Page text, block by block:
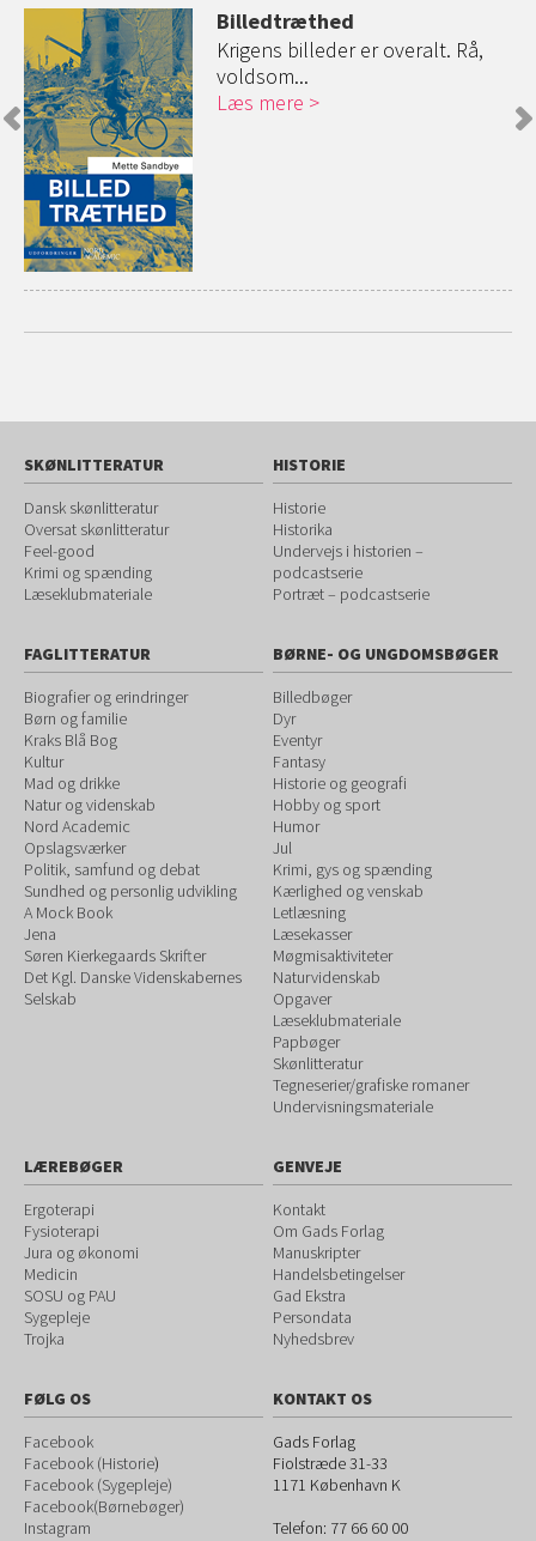
Billedtræthed
Krigens billeder er overalt. Rå,
voldsom...
Læs mere
SKØNLITTERATUR
Dansk skønlitteratur
Oversat skønlitteratur
Feel-good
Krimi og spænding
Læseklubmateriale
HISTORIE
Historie
Historika
Undervejs i historien –
podcastserie
Portræt – podcastserie
FAGLITTERATUR
Biografier og erindringer
Børn og familie
Kraks Blå Bog
Kultur
Mad og drikke
Natur og videnskab
Nord Academic
Opslagsværker
Politik, samfund og debat
Sundhed og personlig udvikling
A Mock Book
Jena
Søren Kierkegaards Skrifter
Det Kgl. Danske Videnskabernes
Selskab
BØRNE- OG UNGDOMSBØGER
Billedbøger
Dyr
Eventyr
Fantasy
Historie og geografi
Hobby og sport
Humor
Jul
Krimi, gys og spænding
Kærlighed og venskab
Letlæsning
Læsekasser
Møgmisaktiviteter
Naturvidenskab
Opgaver
Læseklubmateriale
Papbøger
Skønlitteratur
Tegneserier/grafiske romaner
Undervisningsmateriale
LÆREBØGER
Ergoterapi
Fysioterapi
Jura og økonomi
Medicin
SOSU og PAU
Sygepleje
Trojka
GENVEJE
Kontakt
Om Gads Forlag
Manuskripter
Handelsbetingelser
Gad Ekstra
Persondata
Nyhedsbrev
FØLG OS
Facebook
Facebook (Historie)
Facebook (Sygepleje)
Facebook(Børnebøger)
Instagram
KONTAKT OS
Gads Forlag
Fiolstræde 31-33
1171 København K
Telefon: 77 66 60 00